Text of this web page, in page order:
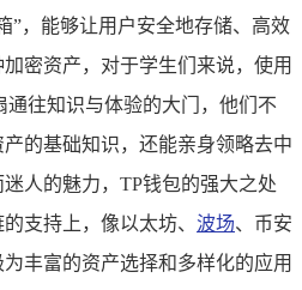
”，能够让用户安全地存储、高效
密资产，对于学生们来说，使用
通往知识与体验的大门，他们不
的基础知识，还能亲身领略去中
人的魅力，TP钱包的强大之处
支持上，像以太坊、 波场、币安
丰富的资产选择和多样化的应用